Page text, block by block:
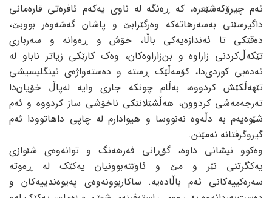
ئەم چیرۆکەشێعرە، کە ڕەنگە لە ناوی یەکەم ئافرەتی قارەمانی
داگیرسێنی بەسەرهاتەکە وەرگێرابێ و پاشان گەشەوەر بووبێ،
دەقێکی تا ئەندازەیەکی باڵا، خۆش و ڕەوانە و سەرباری
تێکەڵ‌کردنی زاراوە و بن‌زاراوەکان، وەک کارێکی زیاتر ناباو لە
ئەدەبی کوردی‌دا، کۆمەڵێک ڕستە و دەستەواژەی ئینگلیسیشی
تێهەڵکێش کردووە، بەڵام چونکە جاری وایە لەپاڵ خۆیان‌دا
تەرجەمەشی کردوون، هەڵشێلانێکی ناخۆشی ساز کردووە و ئەم
شێوەیەم بە دڵەوە نەنووسا و هیوادارم لە چاپی داهاتوودا ئەم
گیروگرفتانە نەمێنن.
وەکوو نیشانی داوە، گۆڕانی فەرهەنگ و توانەوەی شێوازی
یەکگرتنی نێر و مێ و ئاوێتە‌بوونیان یەکێک لە ڕەوتە
سەرەکییەکانی ئەم باڵادەیە. ساکاربوونەوەی پەیوەندییەکان و